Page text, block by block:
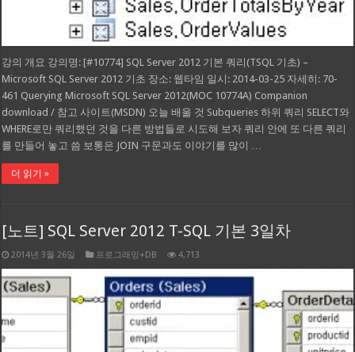
강의 개요 강의명: [#10774] SQL Server 2012 기본 쿼리(TSQL 기초) –
Microsoft SQL Server 2012 기초 장소: 웹타임 일시: 2014-03-25 자세히: 70-
461 Querying Microsoft SQL Server 2012(MOC 10774A) Companion
download / 참고 사이트(MSDN) 오늘 배울 것 Subqueries 하위 쿼리 SELECT와
WHERE로만 쿼리했던 것을 다른 방법들로 시도해 보자 쿼리 안에 또 다른 쿼리
를 만들어 놓고 씀 보통은 JOIN 구문과도 이야기를 많이 …
더 읽기 »
[노트] SQL Server 2012 T-SQL 기본 3일차
2014년 3월 26일 프로그래밍+DB 4,713